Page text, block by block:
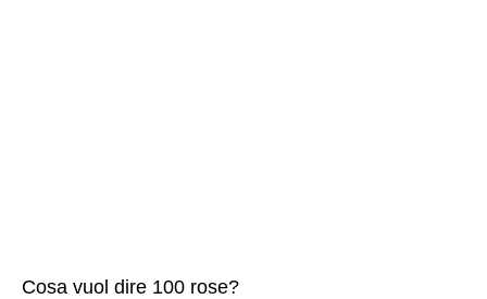
Cosa vuol dire 100 rose?